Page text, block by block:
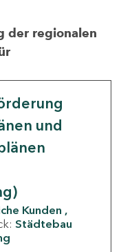
der regionalen
und
Kunden
Städtebau